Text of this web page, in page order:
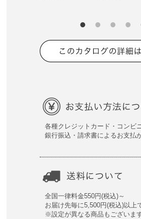
各種クレジットカード・コンビ
銀行振込・請求書によるお支払
全国一律料金550円(税込)～
お届け先毎に5,500円(税込)以上
※設定が異なる商品もございま